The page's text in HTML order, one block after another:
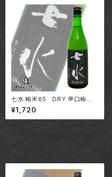
七水 純米65 DRY 辛口純米
【720ml】 / 栃木 株式会社虎屋
本店
¥1,720